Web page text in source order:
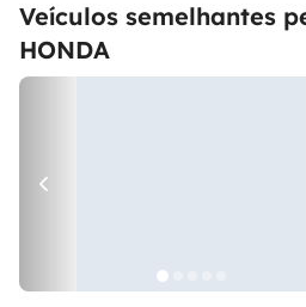
Veículos semelhantes
HONDA